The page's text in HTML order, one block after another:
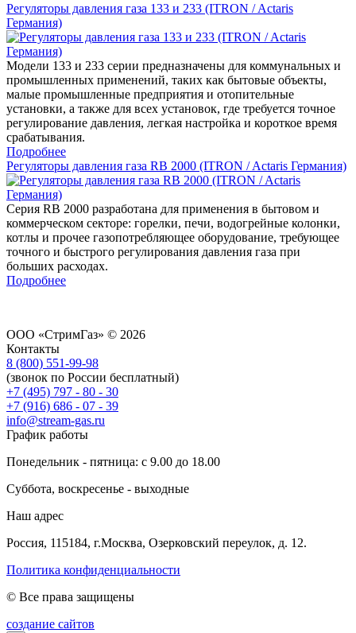
Регуляторы давления газа 133 и 233 (ITRON / Actaris
Германия)
Модели 133 и 233 серии предназначены для коммунальных и
промышленных применений, таких как бытовые объекты,
малые промышленные предприятия и отопительные
установки, а также для всех установок, где требуется точное
регулирование давления, легкая настройка и короткое время
срабатывания.
Подробнее
Регуляторы давления газа RB 2000 (ITRON / Actaris Германия)
Серия RB 2000 разработана для применения в бытовом и
коммерческом секторе: горелки, печи, водогрейные колонки,
котлы и прочее газопотребляющее оборудование, требующее
точного и быстрого регулирования давления газа при
больших расходах.
Подробнее
ООО «СтримГаз» © 2026
Контакты
8 (800) 551-99-98
(звонок по России бесплатный)
+7 (495) 797 - 80 - 30
+7 (916) 686 - 07 - 39
info@stream-gas.ru
График работы
Понедельник - пятница: с 9.00 до 18.00
Суббота, воскресенье - выходные
Наш адрес
Россия, 115184, г.Москва, Озерковский переулок, д. 12.
Политика конфиденциальности
© Все права защищены
создание сайтов